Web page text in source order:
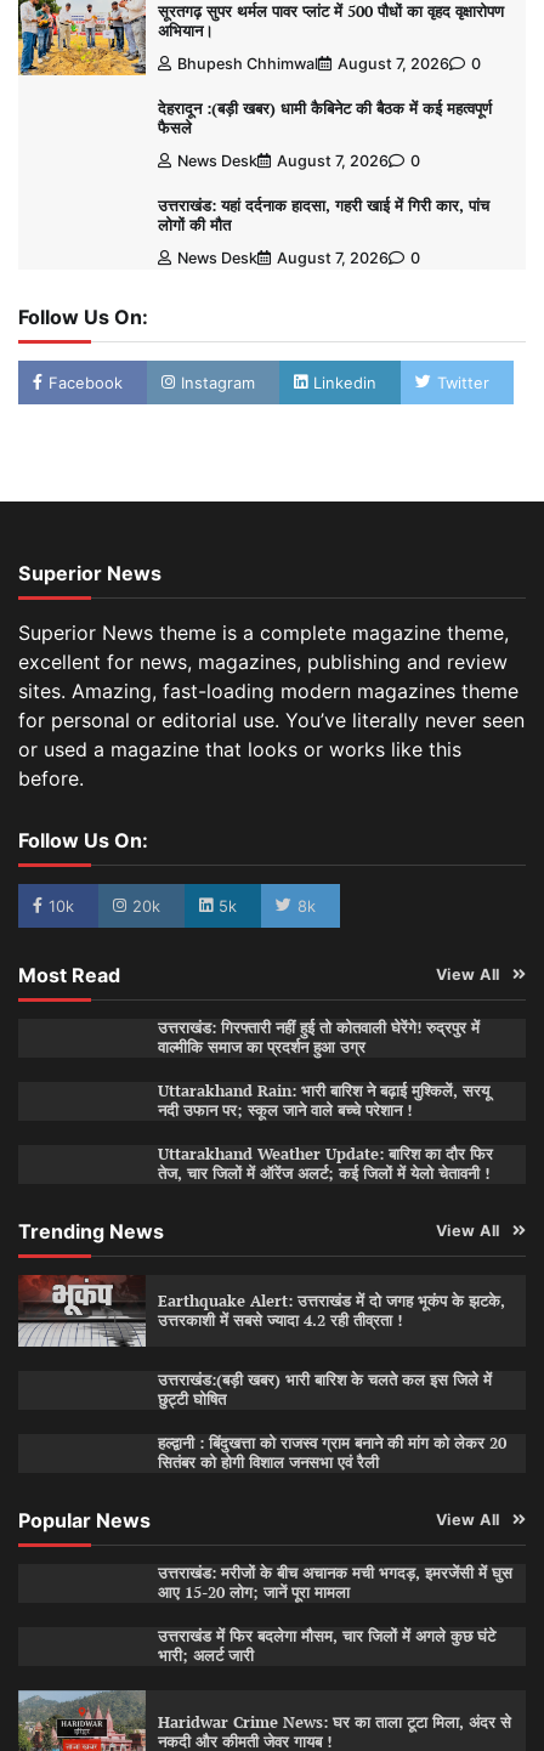
सूरतगढ़ सुपर थर्मल पावर प्लांट में 500 पौधों का वृहद वृक्षारोपण
अभियान।
Bhupesh Chhimwal August 7, 2026 0
देहरादून :(बड़ी खबर) धामी कैबिनेट की बैठक में कई महत्वपूर्ण
फैसले
News Desk August 7, 2026 0
उत्तराखंड: यहां दर्दनाक हादसा, गहरी खाई में गिरी कार, पांच
लोगों की मौत
News Desk August 7, 2026 0
Follow Us On:
Facebook Instagram Linkedin Twitter
Superior News
Superior News theme is a complete magazine theme,
excellent for news, magazines, publishing and review
sites. Amazing, fast-loading modern magazines theme
for personal or editorial use. You’ve literally never seen
or used a magazine that looks or works like this
before.
Follow Us On:
10k 20k 5k 8k
Most Read View All
उत्तराखंड: गिरफ्तारी नहीं हुई तो कोतवाली घेरेंगे! रुद्रपुर में
वाल्मीकि समाज का प्रदर्शन हुआ उग्र
Uttarakhand Rain: भारी बारिश ने बढ़ाई मुश्किलें, सरयू
नदी उफान पर; स्कूल जाने वाले बच्चे परेशान !
Uttarakhand Weather Update: बारिश का दौर फिर
तेज, चार जिलों में ऑरेंज अलर्ट; कई जिलों में येलो चेतावनी !
Trending News View All
Earthquake Alert: उत्तराखंड में दो जगह भूकंप के झटके,
उत्तरकाशी में सबसे ज्यादा 4.2 रही तीव्रता !
उत्तराखंड:(बड़ी खबर) भारी बारिश के चलते कल इस जिले में
छुट्टी घोषित
हल्द्वानी : बिंदुखत्ता को राजस्व ग्राम बनाने की मांग को लेकर 20
सितंबर को होगी विशाल जनसभा एवं रैली
Popular News View All
उत्तराखंड: मरीजों के बीच अचानक मची भगदड़, इमरजेंसी में घुस
आए 15-20 लोग; जानें पूरा मामला
उत्तराखंड में फिर बदलेगा मौसम, चार जिलों में अगले कुछ घंटे
भारी; अलर्ट जारी
Haridwar Crime News: घर का ताला टूटा मिला, अंदर से
नकदी और कीमती जेवर गायब !